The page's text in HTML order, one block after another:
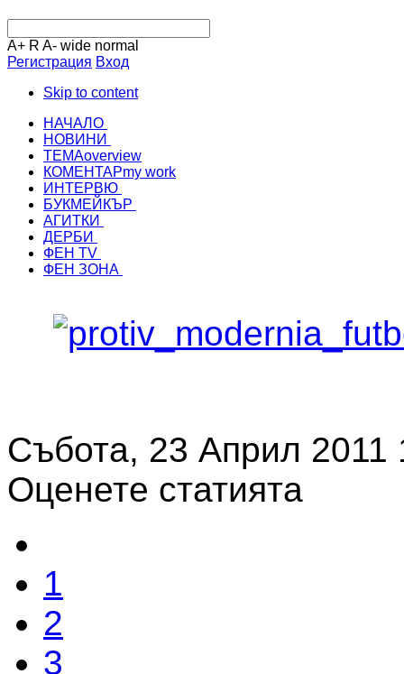
A+ R A- wide normal
Регистрация Вход
Skip to content
НАЧАЛО
НОВИНИ
ТЕМАoverview
КОМЕНТАРmy work
ИНТЕРВЮ
БУКМЕЙКЪР
АГИТКИ
ДЕРБИ
ФЕН TV
ФЕН ЗОНА
Събота, 23 Април 2011
Оценете статията
1
2
3